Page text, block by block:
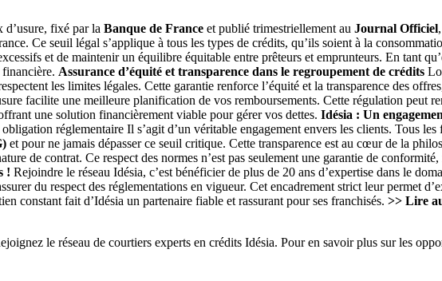
d’usure, fixé par la Banque de France et publié trimestriellement au Journal Officiel
Ce seuil légal s’applique à tous les types de crédits, qu’ils soient à la
et de maintenir un équilibre équitable entre prêteurs et emprunteurs. En tant
Assurance d’équité et transparence dans le regroupement de crédits
les limites légales. Cette garantie renforce l’équité et la transparence des
facilite une meilleure planification de vos remboursements. Cette régulation peut
une solution financièrement viable pour gérer vos dettes. Idésia : Un
obligation réglementaire Il s’agit d’un véritable engagement envers les clients. Tous
et pour ne jamais dépasser ce seuil critique. Cette transparence est au cœur de la
de contrat. Ce respect des normes n’est pas seulement une garantie de
! Rejoindre le réseau Idésia, c’est bénéficier de plus de 20 ans d’expertise dans le
du respect des réglementations en vigueur. Cet encadrement strict leur permet
constant fait d’Idésia un partenaire fiable et rassurant pour ses franchisés. >> Lire
le réseau de courtiers experts en crédits Idésia. Pour en savoir plus sur les